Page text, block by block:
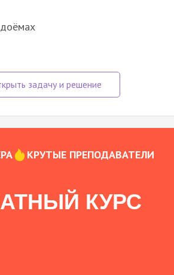
КРУТЫЕ ПРЕПОДАВАТЕЛИ
КУРС